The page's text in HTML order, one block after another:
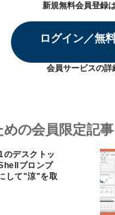
新規無料会員登録
ログイン／無
会員サービスの詳
の会員限定記事
デスクトッ
プロンプ
して"涼"を取